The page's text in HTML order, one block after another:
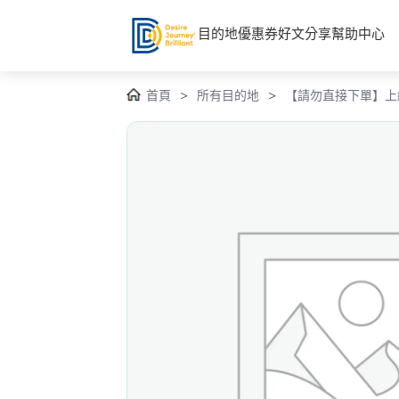
目的地優惠券好文分享幫助中心
首頁 > 所有目的地 > 【請勿直接下單】